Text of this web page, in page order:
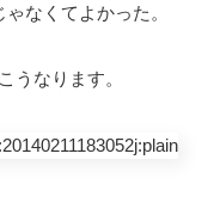
なくてよかった。
うなります。